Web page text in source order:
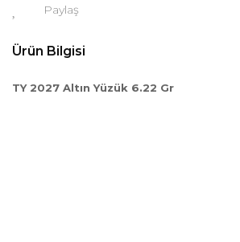
Paylaş
Ürün Bilgisi
TY 2027 Altın Yüzük 6.22 Gr